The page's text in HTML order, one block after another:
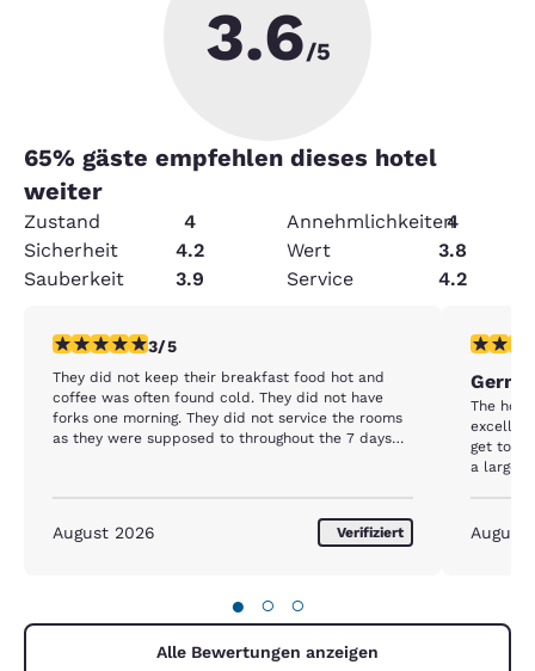
3.6/5
65% gäste empfehlen dieses hotel
weiter
Zustand 4 Annehmlichkeiten4
Sicherheit
4.2 Wert
3.8
Sauberkeit
3.9 Service 4.2
3-Sterne-Bewertung. Mittelmäßig. 1 Bewertung
3/5
They did not keep their breakfast food hot and
coffee was often found cold. They did not have
forks one morning. They did not service the rooms
as they were supposed to throughout the 7 days
August 2026 Verifiziert
5-
The
get to. Staff pleasant and helpful. We were part of
a larger
August
● ○ ○
Alle Bewertungen anzeigen